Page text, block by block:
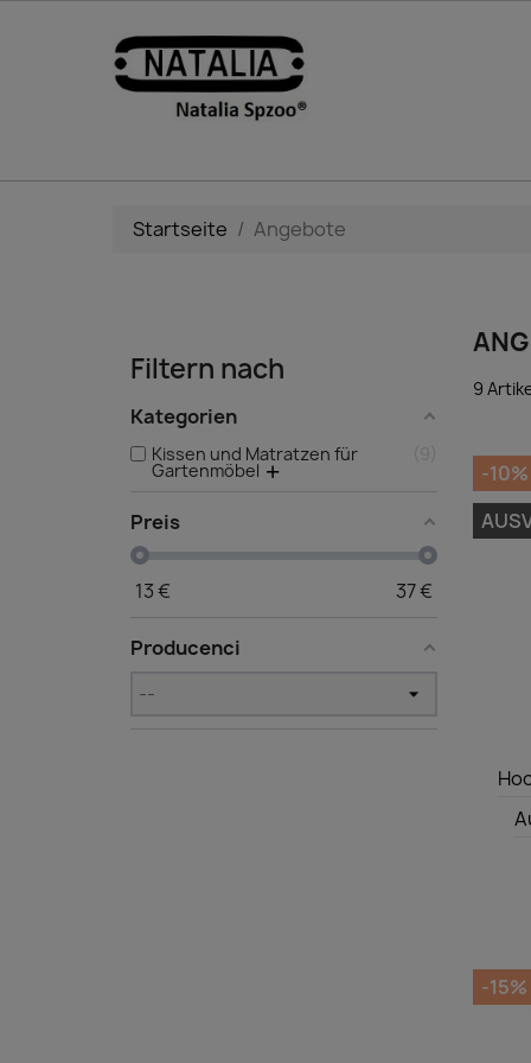
Startseite Angebote
Filtern nach
Kategorien
Kissen und Matratzen für
Gartenmöbel
9
Preis
13€ 37€
Producenci
9
-10%
-15%